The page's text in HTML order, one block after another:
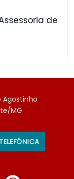
de
Agostinho
MG